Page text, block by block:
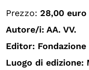
Prezzo: 28,00 euro
Autore/i: AA. VV.
Editor:
Luogo di edizione: